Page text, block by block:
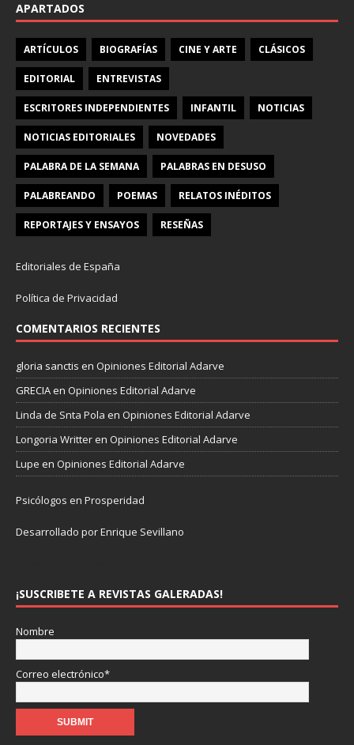
APARTADOS
ARTÍCULOS BIOGRAFÍAS CINE Y ARTE CLÁSICOS
EDITORIAL ENTREVISTAS
ESCRITORES INDEPENDIENTES INFANTIL NOTICIAS
NOTICIAS EDITORIALES NOVEDADES
PALABRA DE LA SEMANA PALABRAS EN DESUSO
PALABREANDO POEMAS RELATOS INÉDITOS
REPORTAJES Y ENSAYOS RESEÑAS
Editoriales de España
Política de Privacidad
COMENTARIOS RECIENTES
gloria sanctis en Opiniones Editorial Adarve
GRECIAen Opiniones Editorial Adarve
Linda de Snta Pola en Opiniones Editorial Adarve
Longoria Writteren Opiniones Editorial Adarve
Lupe en Opiniones Editorial Adarve
Psicólogos en Prosperidad
Desarrollado por Enrique Sevillano
¡SUSCRIBETE A REVISTAS GALERADAS!
Nombre
Correo electrónico*